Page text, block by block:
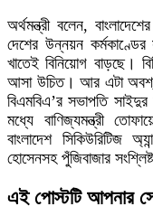
অর্থমন্ত্রী বলেন,
দেশের উন্নয়ন কর্মকাণ্ডের
খাতেই বিনিয়োগ বাড়ছে।
আসা উচিত। আর এটা
বিএমবিএ’র সভাপতি সাইদুর
মধ্যে বাণিজ্যমন্ত্রী
বাংলাদেশ সিকিউরিটিজ
হোসেনসহ পুঁজিবাজার
এই পোস্টটি আপনার